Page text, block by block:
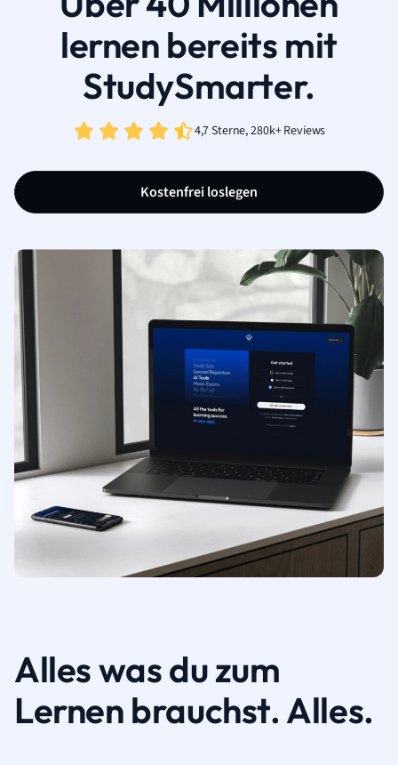
lernen bereits mit
StudySmarter.
4,7 Sterne, 280k+ Reviews
Kostenfrei loslegen
Alles was du zum
Lernen brauchst. Alles.